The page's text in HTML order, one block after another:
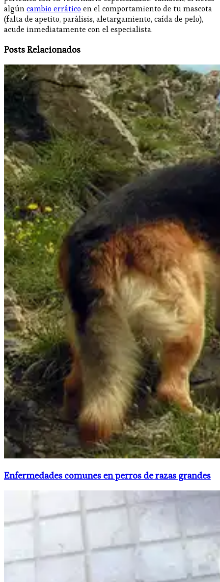
algúncambio errático en el comportamiento de tu mascota
(falta de apetito, parálisis, aletargamiento, caída de pelo),
acude inmediatamente con el especialista.
Posts Relacionados
Enfermedades comunes en perros de razas grandes